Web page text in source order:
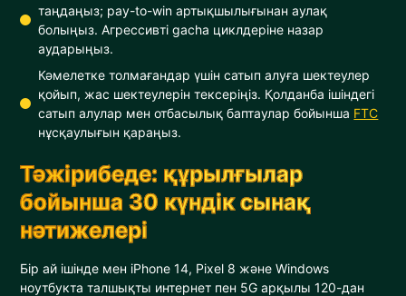
таңдаңыз; pay-to-win артықшылығынан аулақ
болыңыз. Агрессивті gacha циклдеріне назар
аударыңыз.
Кәмелетке толмағандар үшін сатып алуға шектеулер
қойып, жас шектеулерін тексеріңіз. Қолданба ішіндегі
сатып алулар мен отбасылық баптаулар бойынша FTC
нұсқаулығын қараңыз.
Тәжірибеде: құрылғылар
бойынша 30 күндік сынақ
нәтижелері
Бір ай ішінде мен iPhone 14, Pixel 8 және Windows
ноутбукта талшықты интернет пен 5G арқылы 120-дан